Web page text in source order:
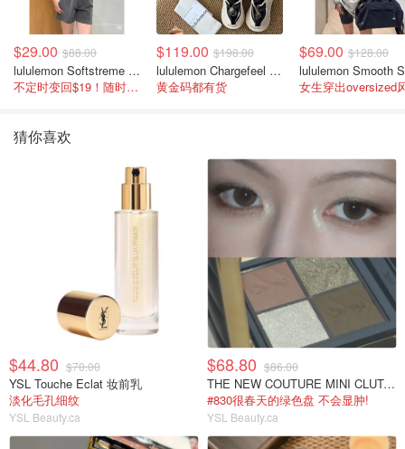
$29.00 $88.00
lululemon Softstreme 女士高腰短裤 10cm
不定时变回$19！随时点进来看
$119.00 $198.00
lululemon Chargefeel 3 男士运动鞋
黄金码都有货
$69.00 $128.00
女生穿出oversized
猜你喜欢
$44.80 $70.00
YSL Touche Eclat 妆前乳
淡化毛孔细纹
YSL Beauty.ca
$68.80 $86.00
THE NEW COUTURE MINI CLUTCH 四色眼影盘
#830很春天的绿色盘 不会显肿!
YSL Beauty.ca